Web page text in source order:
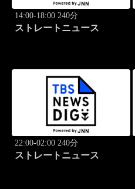
14:00-18:00 240分
ストレートニュース
22:00-02:00 240分
ストレートニュース